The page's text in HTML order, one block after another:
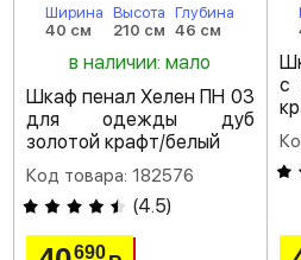
Ширина
40 см
Высота
210 см
Глубина
46 см
в наличии: мало
Шкаф пенал Хелен ПН 03
для одежды дуб
золотой крафт/белый
Код товара: 182576
(4.5)
690
с